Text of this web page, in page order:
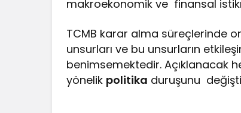
makroekonomik ve finansal
TCMB karar alma süreçlerinde
unsurları ve bu unsurların
benimsemektedir. Açıklanacak
yönelik politika duruşunu